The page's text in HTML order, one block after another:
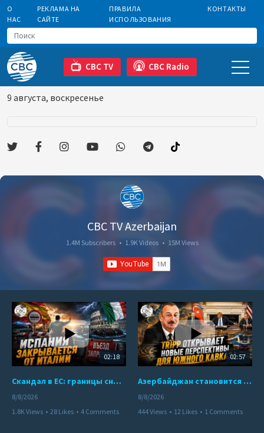
О
НАС
РЕКЛАМА НА
САЙТЕ
ПРАВИЛА
ИСПОЛЬЗОВАНИЯ
КОНТАКТЫ
CBC TV CBC Radio
9 августа, воскресенье
CBC TV Azerbaijan
1.4M Subscribers • 1.9K Videos • 15M Views
02:18
Скандал в ЕС: границы снова под контролем
8/8/2026
1.8K Views • 28 Likes • 4 Comments
02:57
Азербайджан становится мостом между Востоком и Западом
8/8/2026
444 Views • 12 Likes • 1 Comments